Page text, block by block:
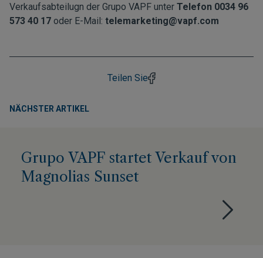
Verkaufsabteilugn der Grupo VAPF unter Telefon 0034 96
573 40 17 oder E-Mail: telemarketing@vapf.com
Teilen Sie
NÄCHSTER ARTIKEL
Grupo VAPF startet Verkauf von
Magnolias Sunset